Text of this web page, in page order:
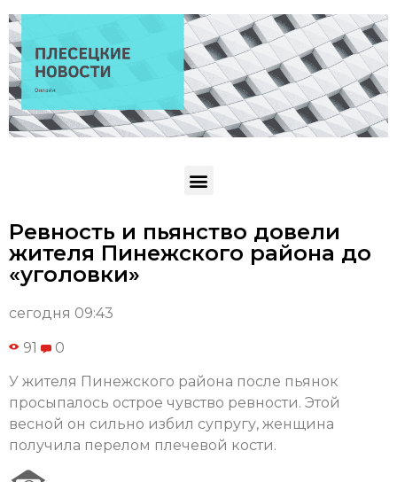
Ревность и пьянство довели
жителя Пинежского района до
«уголовки»
сегодня 09:43
91 0
У жителя Пинежского района после пьянок
просыпалось острое чувство ревности. Этой
весной он сильно избил супругу, женщина
получила перелом плечевой кости.